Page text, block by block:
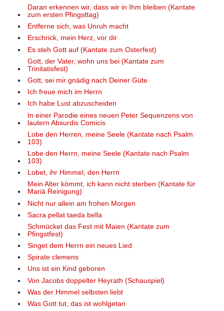
Daran erkennen wir, dass wir in Ihm bleiben (Kantate
zum ersten Pfingsttag)
Entferne sich, was Unruh macht
Erschrick, mein Herz, vor dir
Es steh Gott auf (Kantate zum Osterfest)
Gott, der Vater, wohn uns bei (Kantate zum
Trinitatisfest)
Gott, sei mir gnädig nach Deiner Güte
Ich freue mich im Herrn
Ich habe Lust abzuscheiden
In einer Parodie eines neuen Peter Sequenzens von
lautern Absurdis Comicis
Lobe den Herren, meine Seele (Kantate nach Psalm
103)
Lobe den Herrn, meine Seele (Kantate nach Psalm
103)
Lobet, ihr Himmel, den Herrn
Mein Alter kömmt, ich kann nicht sterben (Kantate für
Mariä Reinigung)
Nicht nur allein am frohen Morgen
Sacra pellat taeda bella
Schmücket das Fest mit Maien (Kantate zum
Pfingstfest)
Singet dem Herrn ein neues Lied
Spirate clemens
Uns ist ein Kind geboren
Von Jacobs doppelter Heyrath (Schauspiel)
Was der Himmel selbsten liebt
Was Gott tut, das ist wohlgetan